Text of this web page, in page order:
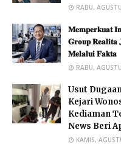
RABU,
𝐌𝐞𝐦𝐩𝐞𝐫𝐤𝐮𝐚𝐭
𝐆𝐫𝐨𝐮𝐩
𝐌𝐞𝐥𝐚𝐥𝐮𝐢 𝐅𝐚𝐤𝐭𝐚 ​
RABU,
Usut
Kejari
Kediaman
News Beri
KAMIS,